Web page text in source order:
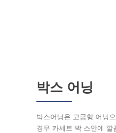
박스 어닝
박스어닝은 고급형 어닝
경우 카세트 박 스안에